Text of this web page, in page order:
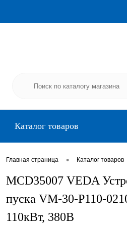
Каталог товаров
Главная страница • Каталог товаров
MCD35007 VEDA
пуска VM-30-P110-
110кВт, 380В